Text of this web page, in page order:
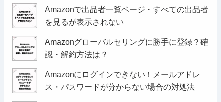
Amazonで出品者一覧ページ・すべての出品者
を見るが表示されない
Amazonグローバルセリングに勝手に登録？確
認・解約方法は？
Amazonにログインできない！メールアドレ
ス・パスワードが分からない場合の対処法